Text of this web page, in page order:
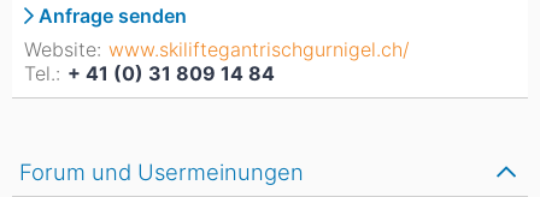
Anfrage senden
Website: www.skiliftegantrischgurnigel.ch/
Tel.: + 41 (0) 31 809 14 84
Forum und Usermeinungen